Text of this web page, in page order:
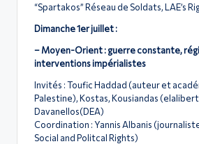
“Spartakos” Réseau de Soldats, LAE’s
Dimanche 1er juillet :
– Moyen-Orient : guerre constante,
interventions impérialistes
Invités : Toufic Haddad (auteur et
Palestine), Kostas, Kousiandas
Davanellos(DEA)
Coordination : Yannis Albanis
Social and Politcal Rights)